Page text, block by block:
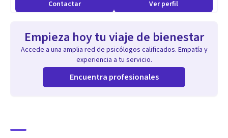
psicoterapeuta. Además de una formación actualizada y
más allá de los cambio conductuales y cognitivos sino que
está orientada al crecimiento del individuo y a su desarrollo
personal sentando las bases de un bienestar psicofísico en
su totalidad
Contactar Ver perfil
Empieza hoy tu viaje de bienestar
Accede a una amplia red de psicólogos calificados. Empatía y
experiencia a tu servicio.
Encuentra profesionales